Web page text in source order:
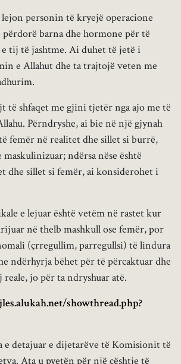
personin të kryejë operacione
barna dhe hormone për të
tij të jashtme. Ai duhet të jetë i
e Allahut dhe ta trajtojë veten me
të shfaqet me gjini tjetër nga ajo me të
Përndryshe, ai bie në një gjynah
femër në realitet dhe sillet si burrë,
ndërsa nëse është
dhe sillet si femër, ai konsiderohet i
e lejuar është vetëm në rastet kur
në thelb mashkull ose femër, por
(çrregullim, parregullsi) të lindura
ndërhyrja bëhet për të përcaktuar dhe
jo për ta ndryshuar atë.
showthread.php?
e detajuar e dijetarëve të Komisionit të
Ata u pyetën për një çështje të